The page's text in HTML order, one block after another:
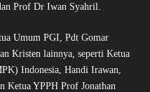
Prof Dr Iwan Syahril.
Umum PGI, Pdt Gomar
Kristen lainnya, seperti Ketua
Indonesia, Handi Irawan,
Ketua YPPH Prof Jonathan